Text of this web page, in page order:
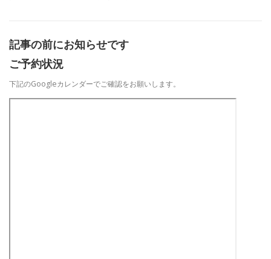
記事の前にお知らせです
ご予約状況
下記のGoogleカレンダーでご確認をお願いします。